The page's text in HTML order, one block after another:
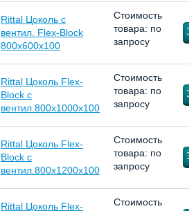
Rittal Цоколь с
вентил. Flex-Block
800х600х100
Стоимость
товара: по
запросу
Rittal Цоколь Flex-
Block с
вентил.800x1000x100
Стоимость
товара: по
запросу
Rittal Цоколь Flex-
Block с
вентил.800x1200x100
Стоимость
товара: по
запросу
Rittal Цоколь Flex-
Стоимость